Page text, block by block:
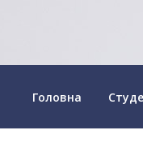
Головна